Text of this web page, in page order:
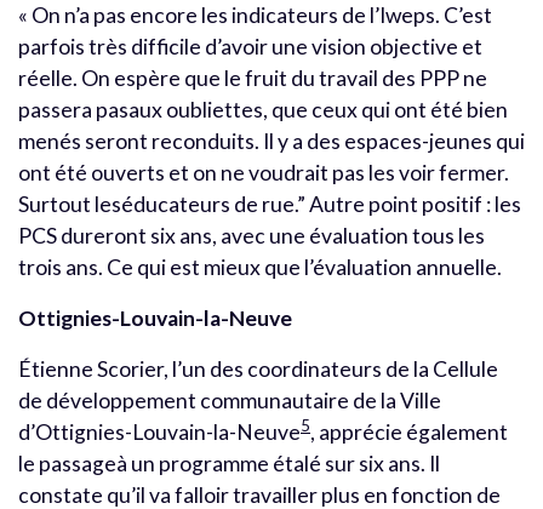
« On n’a pas encore les indicateurs de l’Iweps. C’est
parfois très difficile d’avoir une vision objective et
réelle. On espère que le fruit du travail des PPP ne
passera pasaux oubliettes, que ceux qui ont été bien
menés seront reconduits. Il y a des espaces-jeunes qui
ont été ouverts et on ne voudrait pas les voir fermer.
Surtout leséducateurs de rue.” Autre point positif : les
PCS dureront six ans, avec une évaluation tous les
trois ans. Ce qui est mieux que l’évaluation annuelle.
Ottignies-Louvain-la-Neuve
Étienne Scorier, l’un des coordinateurs de la Cellule
de développement communautaire de la Ville
d’Ottignies-Louvain-la-Neuve5, apprécie également
le passageà un programme étalé sur six ans. Il
constate qu’il va falloir travailler plus en fonction de